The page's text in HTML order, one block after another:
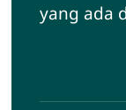
yang ada